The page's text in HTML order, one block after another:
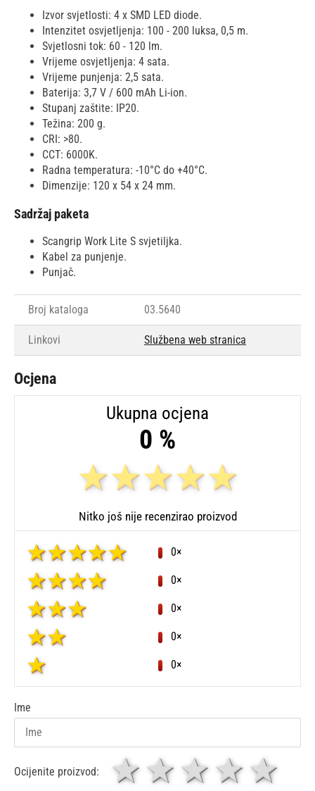
Izvor svjetlosti: 4 x SMD LED diode.
Intenzitet osvjetljenja: 100 - 200 luksa, 0,5 m.
Svjetlosni tok: 60 - 120 lm.
Vrijeme osvjetljenja: 4 sata.
Vrijeme punjenja: 2,5 sata.
Baterija: 3,7 V / 600 mAh Li-ion.
Stupanj zaštite: IP20.
Težina: 200 g.
CRI: >80.
CCT: 6000K.
Radna temperatura: -10°C do +40°C.
Dimenzije: 120 x 54 x 24 mm.
Sadržaj paketa
Scangrip Work Lite S svjetiljka.
Kabel za punjenje.
Punjač.
Broj kataloga 03.5640
Linkovi Službena web stranica
Ocjena
Ukupna ocjena
0 %
Nitko još nije recenzirao proizvod
0×
0×
0×
0×
0×
Ime
Ocijenite proizvod: 4
3
zvjezdice
1 zvjezdica